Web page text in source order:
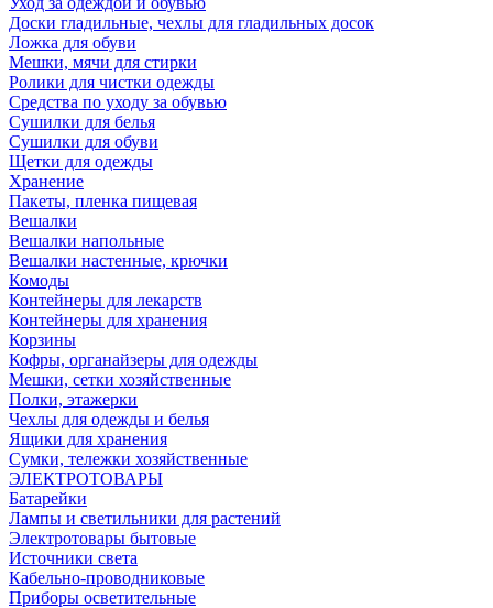
Доски гладильные, чехлы для гладильных досок
Ложка для обуви
Мешки, мячи для стирки
Ролики для чистки одежды
Средства по уходу за обувью
Сушилки для белья
Сушилки для обуви
Щетки для одежды
Хранение
Пакеты, пленка пищевая
Вешалки
Вешалки напольные
Вешалки настенные, крючки
Комоды
Контейнеры для лекарств
Контейнеры для хранения
Корзины
Кофры, органайзеры для одежды
Мешки, сетки хозяйственные
Полки, этажерки
Чехлы для одежды и белья
Ящики для хранения
Сумки, тележки хозяйственные
ЭЛЕКТРОТОВАРЫ
Батарейки
Лампы и светильники для растений
Электротовары бытовые
Источники света
Кабельно-проводниковые
Приборы осветительные